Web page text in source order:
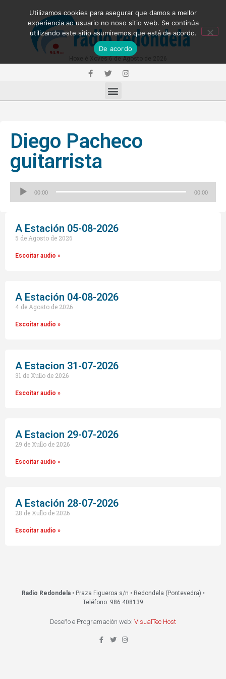
Diego Pacheco
guitarrista
00:00 00:00
A Estación 05-08-2026
5 de Agosto de 2026
Escoitar audio »
A Estación 04-08-2026
4 de Agosto de 2026
Escoitar audio »
A Estacion 31-07-2026
31 de Xullo de 2026
Escoitar audio »
A Estacion 29-07-2026
29 de Xullo de 2026
Escoitar audio »
A Estación 28-07-2026
28 de Xullo de 2026
Escoitar audio »
Radio Redondela• Praza Figueroa s/n • Redondela (Pontevedra) •
Teléfono: 986 408139
Deseño e Programación web: VisualTec Host
Utilizamos cookies para asegurar que damos a mellor
experiencia ao usuario no noso sitio web. Se continúa
utilizando este sitio asumiremos que está de acordo.
De acordo